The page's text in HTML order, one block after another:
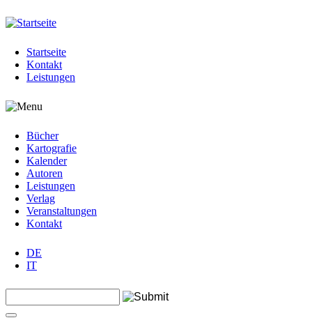
Jump to navigation
Startseite
Kontakt
Leistungen
Bücher
Kartografie
Kalender
Autoren
Leistungen
Verlag
Veranstaltungen
Kontakt
DE
IT
Suchformular